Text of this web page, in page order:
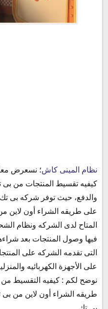
المحتويات
نظام المينى كاش من بى تك
مميزات نظام المينى كاش
الأوراق المطلوبه
نظام المينى كاش للشركات
طريقه استخدام خدمة
طريقه التقديم لنظام
نظام المينى كاش؛ نسعرض
كيفيه تقسيط المنتجات من بى
والدفع، حيث توفر شركه بى
على طريقه الشراء أون لاين
المتاح لدى الشركه ونظام
فيها وصول المنتجات بعد
التى تقدمه الشركه على
على الأجهزة الكهربائيه
نوضح لكم : كيفيه التقسيط من
طريقه الشراء أون لاين من